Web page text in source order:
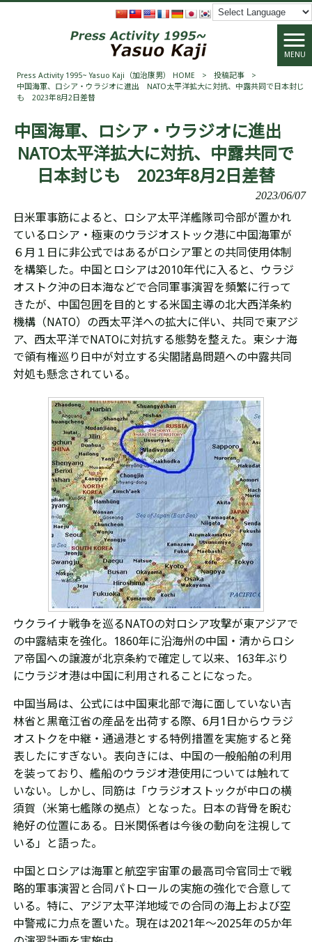
MENU
Press Activity 1995~ Yasuo Kaji（加治康男） HOME > 投稿記事
>
中国海軍、ロシア・ウラジオに進出 NATO太平洋拡大に対抗、中露共同で日本封じ
も 2023年8月2日差替
中国海軍、ロシア・ウラジオに進出
NATO太平洋拡大に対抗、中露共同で
日本封じも 2023年8月2日差替
2023/06/07
日米軍事筋によると、ロシア太平洋艦隊司令部が置かれ
ているロシア・極東のウラジオストック港に中国海軍が
６月１日に非公式ではあるがロシア軍との共同使用体制
を構築した。 中国とロシアは2010年代に入ると、ウラジ
オストク沖の日本海などで合同軍事演習を頻繁に行って
きたが、中国包囲を目的とする米国主導の北大西洋条約
機構（NATO）の西太平洋への拡大に伴い、共同で東アジ
ア、西太平洋でNATOに対抗する態勢を整えた。東シナ海
で領有権巡り日中が対立する尖閣諸島問題への中露共同
対処も懸念されている。
ウクライナ戦争を巡るNATOの対ロシア攻撃が東アジアで
の中露結束を強化。
1860年に沿海州の中国・清から ロシ
ア帝国への譲渡が北京条約で確定して以来、163年ぶり
にウラジオ港は中国に利用されることになった。
中国当局は、公式には中国東北部で海に面していない吉
林省と黒竜江省の産品を出荷する際、 6月1日から ウラジ
オストクを中継・通過港とする特例措置を実施すると発
表したにすぎない。 表向きには、中国の一般船舶の利用
を装っており、 艦船のウラジオ港使用については触れて
いない。しかし、同筋は「ウラジオストックが中ロの横
須賀（米第七艦隊の拠点）となった。 日本の背骨を睨む
絶好の位置にある。日米関係者は今後の動向を注視して
いる」と語った。
中国とロシアは海軍と航空宇宙軍の最高司令官同士で戦
略的軍事演習と合同パトロールの実施の強化で合意して
いる。特に、 アジア太平洋地域での合同の海上および空
中警戒に力点を置いた。現在は2021年～2025年の5か年